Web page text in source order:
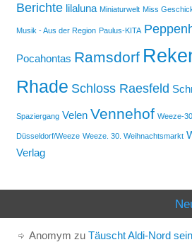
Berichte lilaluna Miniaturwelt Miss
Musik - Aus der Region Paulus-KITA
Pocahontas Ramsdorf
Rhade Schloss Raesfeld
Spaziergang Velen Vennehof Weeze-
Düsseldorf/Weeze Weeze. 30. Weihnachtsmarkt
Verlag
Anomym zu Täuscht Aldi-Nord